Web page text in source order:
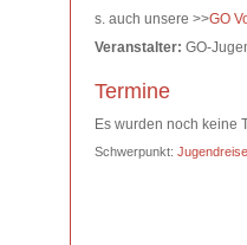
s. auch unsere >>GO
Veranstalter: GO-
Termine
Es wurden noch keine
Schwerpunkt: